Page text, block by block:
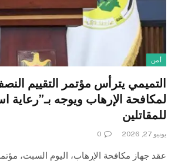
أمن
التميمي يترأس مؤتمر التقييم
لمكافحة الإرهاب ويوجه بـ”رعاية
للمقاتلين
يونيو 27, 2026 0
عقد جهاز مكافحة الإرهاب، اليوم السبت،